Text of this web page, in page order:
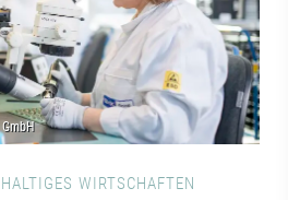
WIRTSCHAFTEN